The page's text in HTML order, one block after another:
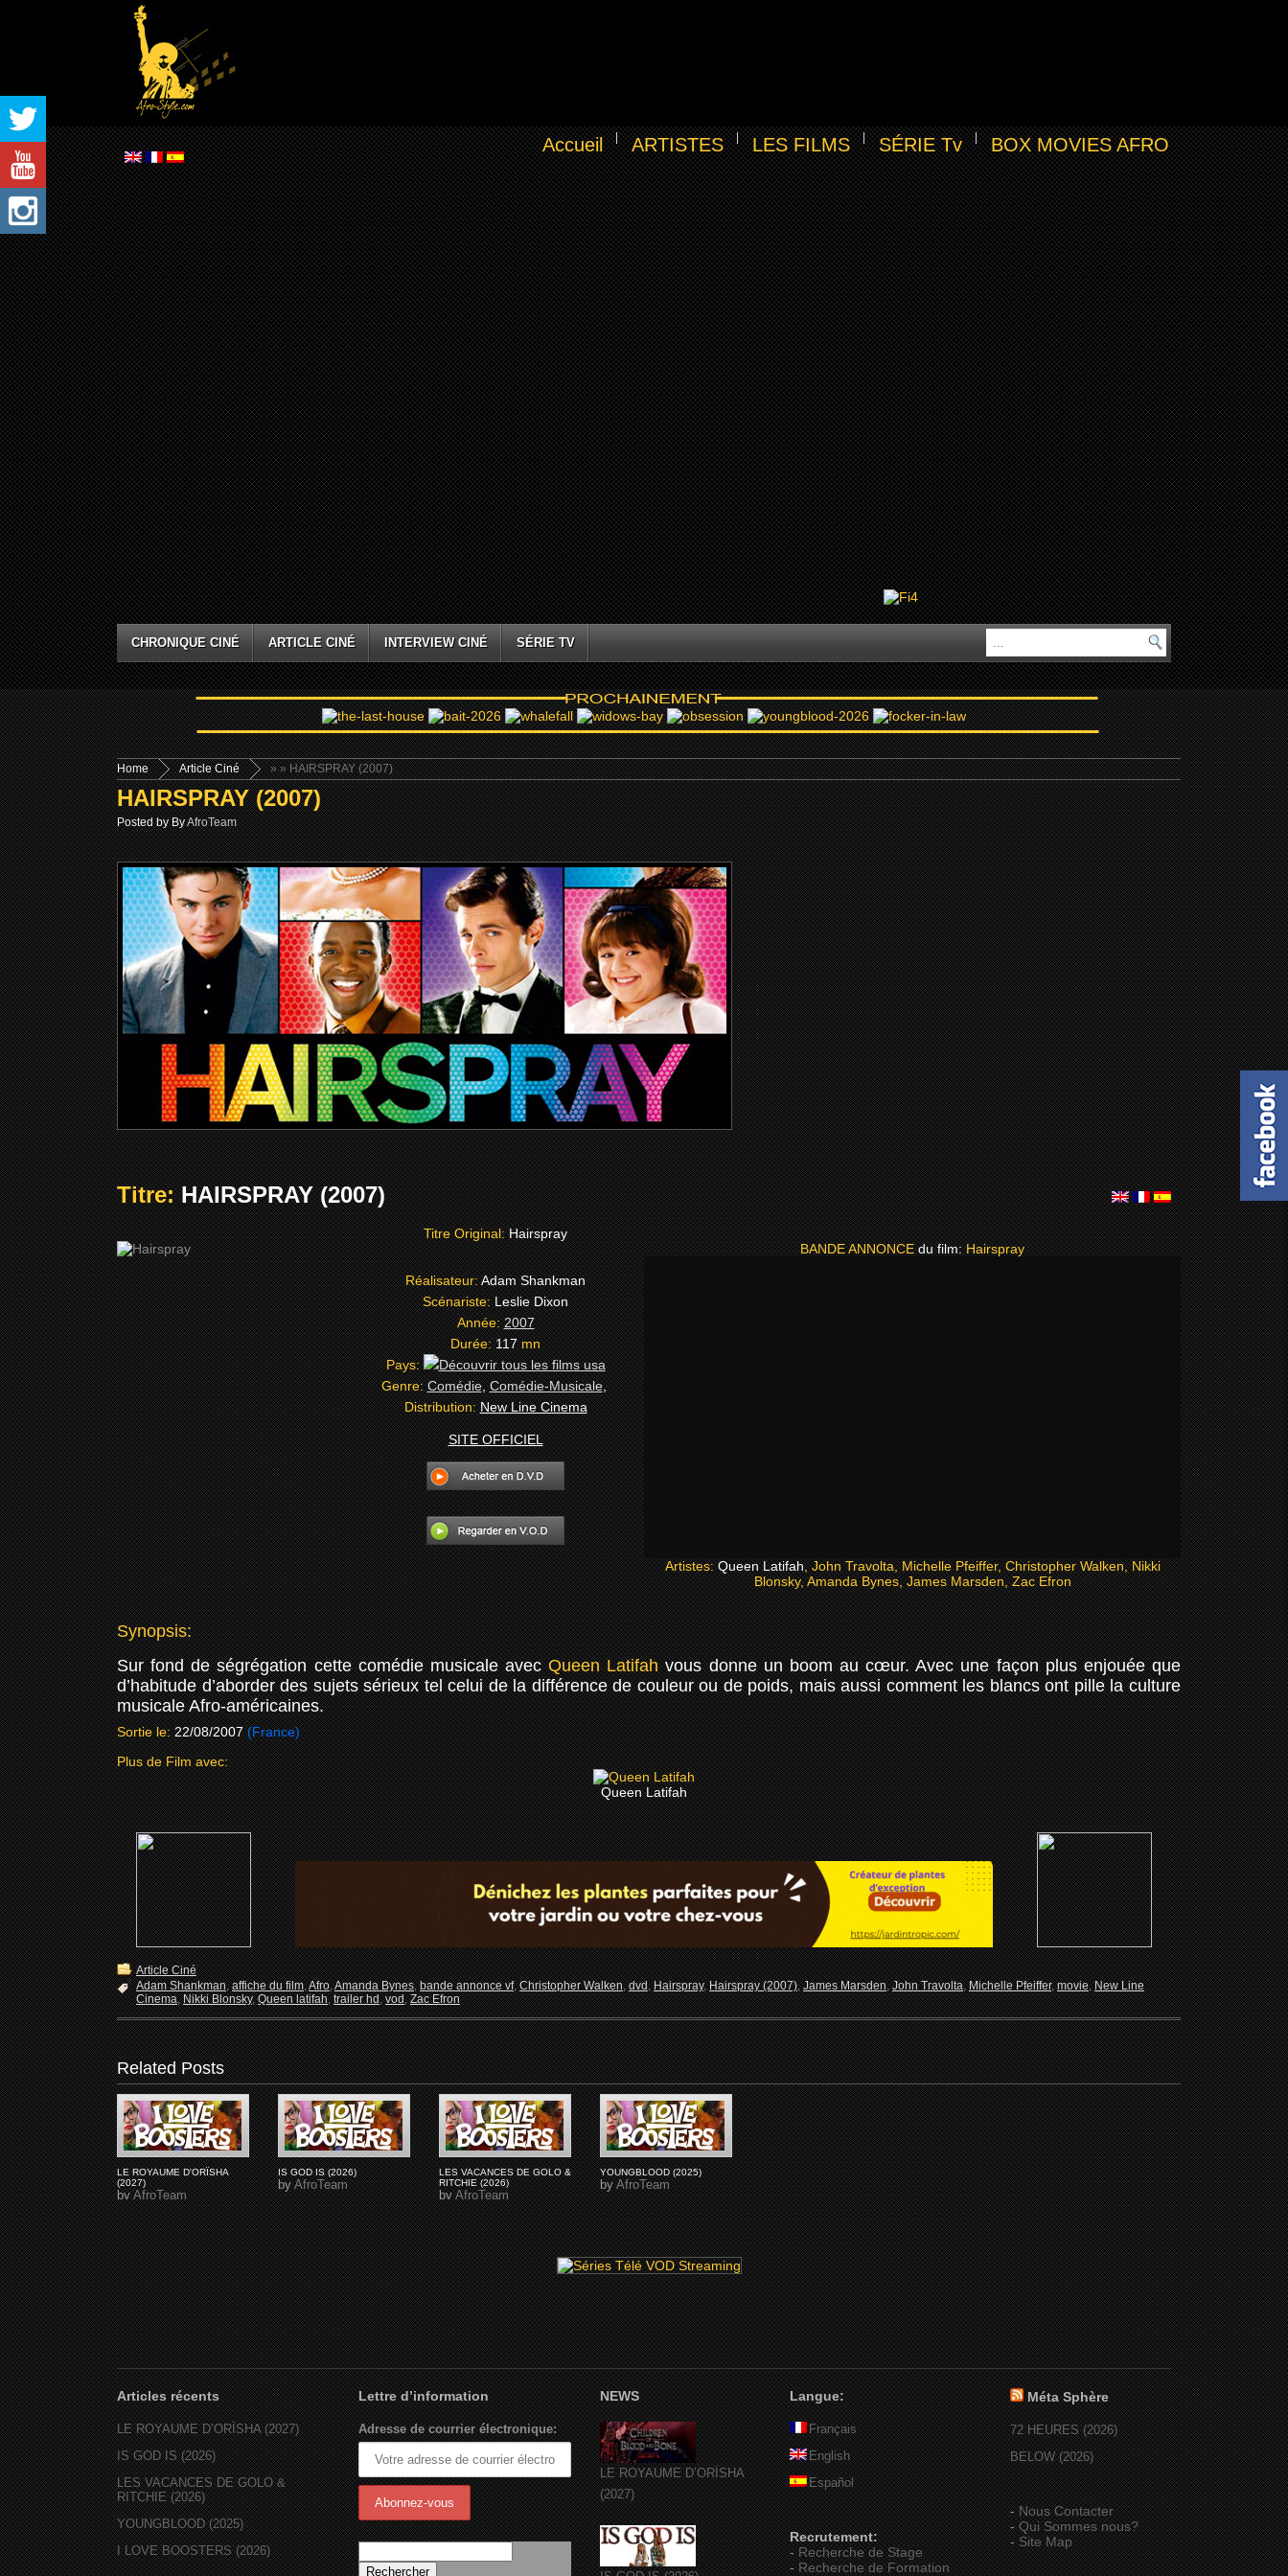
Accueil ARTISTES LES FILMS SÉRIE Tv BOX MOVIES AFRO
CHRONIQUE CINÉ ARTICLE CINÉ INTERVIEW CINÉ SÉRIE TV
Home »
Article Ciné » HAIRSPRAY (2007)
HAIRSPRAY (2007)
Posted by ByAfroTeam
Titre:HAIRSPRAY (2007)
Titre Original:Hairspray
Réalisateur:Adam Shankman
Scénariste:Leslie Dixon
Année:2007
Durée:117mn
Pays:
Genre:Comédie,Comédie-Musicale,
Distribution:New Line Cinema
SITE OFFICIEL
BANDE ANNONCE du film: Hairspray
Artistes:Queen Latifah, John Travolta, Michelle Pfeiffer, Christopher Walken, Nikki
Blonsky, Amanda Bynes, James Marsden, Zac Efron
Synopsis:
Sur fond de ségrégation cette comédie musicale avecQueen Latifahvous donne un boom au cœur. Avec une façon plus enjouée que
d’habitude d’aborder des sujets sérieux tel celui de la différence de couleur ou de poids, mais aussi comment les blancs ont pille la culture
musicale Afro-américaines.
Sortie le: 22/08/2007 (France)
Plus de Film avec:
Queen Latifah
Article Ciné
Adam Shankman,affiche du film,Afro,Amanda Bynes,bande annonce vf,Christopher Walken,dvd,Hairspray,Hairspray (2007),James Marsden,John Travolta,Michelle Pfeiffer,movie,New Line
Cinema,Nikki Blonsky,Queen latifah,trailer hd,vod,Zac Efron
Related Posts
LE ROYAUME D'ORÏSHA
(2027)
byAfroTeam
IS GOD IS (2026)
byAfroTeam
LES VACANCES DE GOLO &
RITCHIE (2026)
byAfroTeam
YOUNGBLOOD (2025)
byAfroTeam
Articles récents
LE ROYAUME D’ORÏSHA (2027)
IS GOD IS (2026)
LES VACANCES DE GOLO &
RITCHIE (2026)
YOUNGBLOOD (2025)
I LOVE BOOSTERS (2026)
Lettre d’information
Adresse de courrier électronique:
NEWS
LE ROYAUME D’ORÏSHA
(2027)
Langue:
Français
English
Español
Recrutement:
-Recherche de Stage
-Recherche de Formation
Méta Sphère
72 HEURES (2026)
BELOW (2026)
-Nous Contacter
-Qui Sommes nous?
-Site Map